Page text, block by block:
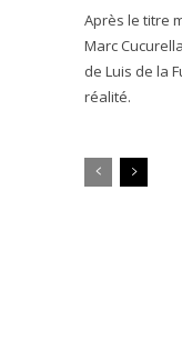
Après le titre
Marc
de Luis de la
réalité.